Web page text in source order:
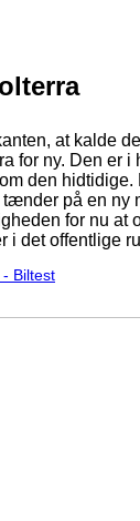
at kalde
for ny. Den er i
den hidtidige.
på en ny
for nu at
i det offentlige
Biltest